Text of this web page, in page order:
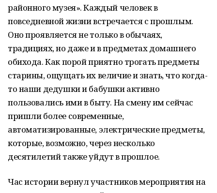
районного музея». Каждый человек в
повседневной жизни встречается с прошлым.
Оно проявляется не только в обычаях,
традициях, но даже и в предметах домашнего
обихода. Как порой приятно трогать предметы
старины, ощущать их величие и знать, что когда-
то наши дедушки и бабушки активно
пользовались ими в быту. На смену им сейчас
пришли более современные,
автоматизированные, электрические предметы,
которые, возможно, через несколько
десятилетий также уйдут в прошлое.
Час истории вернул участников мероприятия на